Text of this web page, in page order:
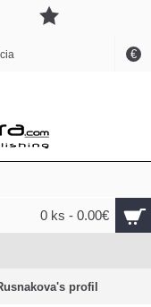
€
0 ks - 0.00€
profil